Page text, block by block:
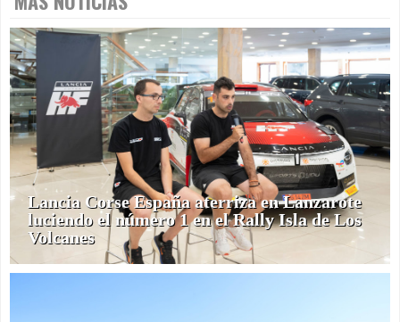
Lancia Corse España aterriza en Lanzarote
luciendo el número 1 en el Rally Isla de Los
Volcanes